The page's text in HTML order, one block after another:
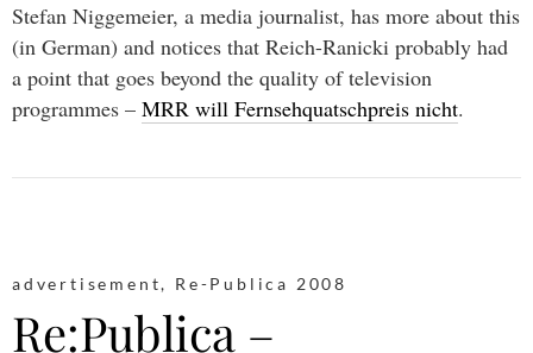
Stefan Niggemeier, a media journalist, has more about this
(in German) and notices that Reich-Ranicki probably had
a point that goes beyond the quality of television
programmes – MRR will Fernsehquatschpreis nicht.
advertisement, Re-Publica 2008
Re:Publica –